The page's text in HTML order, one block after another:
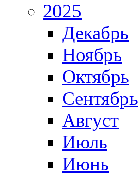
2025
Декабрь
Ноябрь
Октябрь
Сентябрь
Август
Июль
Июнь